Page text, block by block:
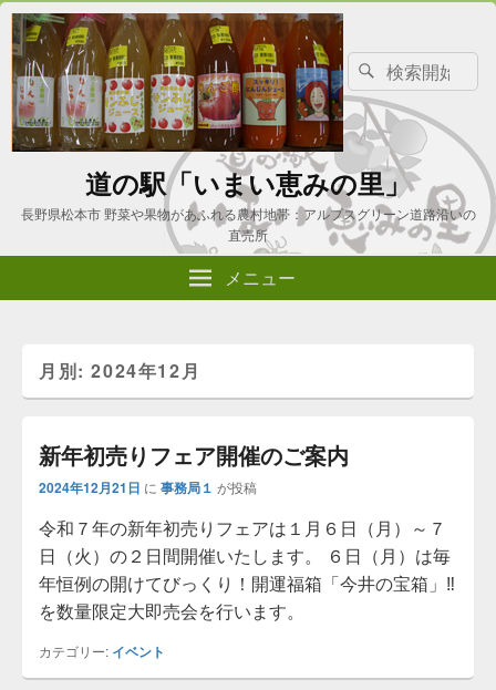
道の駅「いまい恵みの里」
長野県松本市 野菜や果物があふれる農村地帯：アルプスグリーン道路沿いの
直売所
検
索
対
象:
検
索
メニュー
月別: 2024年12月
新年初売りフェア開催のご案内
2024年12月21日 に 事務局１ が投稿
令和７年の新年初売りフェアは１月６日（月）～７
日（火）の２日間開催いたします。 ６日（月）は毎
年恒例の開けてびっくり！開運福箱「今井の宝箱」‼
を数量限定大即売会を行います。
カテゴリー: イベント